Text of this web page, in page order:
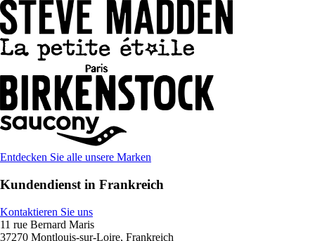
Entdecken Sie alle unsere Marken
Kundendienst in Frankreich
Kontaktieren Sie uns
11 rue Bernard Maris
37270 Montlouis-sur-Loire, Frankreich